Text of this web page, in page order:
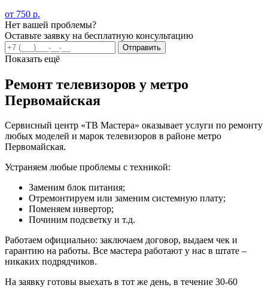
от 750 р.
Нет вашей проблемы?
Оставьте заявку на бесплатную консультацию
Отправить
Показать ещё
Ремонт телевизоров у метро
Первомайская
Сервисный центр «ТВ Мастера» оказывает услуги по ремонту
любых моделей и марок телевизоров в районе метро
Первомайская.
Устраняем любые проблемы с техникой:
Заменим блок питания;
Отремонтируем или заменим системную плату;
Поменяем инвертор;
Починим подсветку и т.д.
Работаем официально: заключаем договор, выдаем чек и
гарантию на работы. Все мастера работают у нас в штате –
никаких подрядчиков.
На заявку готовы выехать в тот же день, в течение 30-60